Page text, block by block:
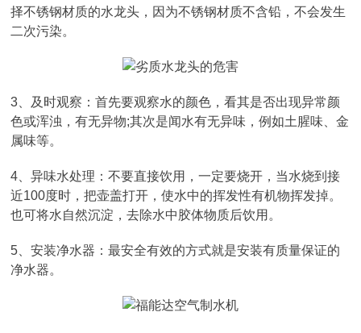
择不锈钢材质的水龙头，因为不锈钢材质不含铅，不会发生
二次污染。
3、及时观察：首先要观察水的颜色，看其是否出现异常颜
色或浑浊，有无异物;其次是闻水有无异味，例如土腥味、金
属味等。
4、异味水处理：不要直接饮用，一定要烧开，当水烧到接
近100度时，把壶盖打开，使水中的挥发性有机物挥发掉。
也可将水自然沉淀，去除水中胶体物质后饮用。
5、安装净水器：最安全有效的方式就是安装有质量保证的
净水器。